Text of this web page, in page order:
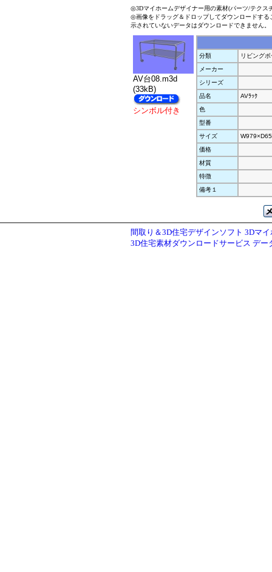
◎3Dマイホームデザイナー用の素材(パーツ/テクス
◎画像をドラッグ＆ドロップしてダウンロードす
示されていないデータはダウンロードできません。
AV台08.m3d
(33kB)
シンボル付き
分類
リビング
メーカー
シリーズ
品名
AVﾗｯｸ
色
型番
サイズ
価格
材質
特徴
備考１
間取り＆3D住宅デザインソフト 3Dマ
3D住宅素材ダウンロードサービス デー